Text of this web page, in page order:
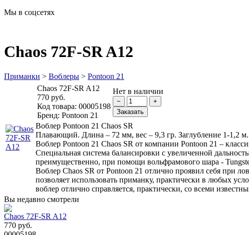
Мы в соцсетях
Chaos 72F-SR A12
Приманки > Воблеры > Pontoon 21
Chaos 72F-SR A12
770 руб.
Код товара: 00005198
Бренд: Pontoon 21
Нет в наличии
Воблер Pontoon 21 Chaos SR
Плавающий. Длина – 72 мм, вес – 9,3 гр. Заглубление 1-1,2 м.
Воблер Pontoon 21 Chaos SR от компании Pontoon 21 –
Специальная система балансировки с увеличенной
преимущественно, при помощи вольфрамового шара -
Воблер Chaos SR от Pontoon 21 отлично проявил себя при
позволяет использовать приманку, практически в любых
воблер отлично справляется, практически, со всеми
Вы недавно смотрели
Chaos 72F-SR A12
770 руб.